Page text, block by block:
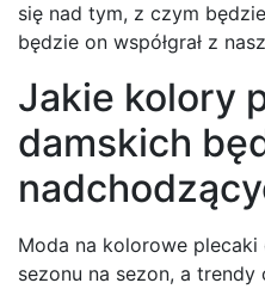
się nad tym, z czym
będzie on współgrał z
Jakie kolory
damskich
Moda na kolorowe plecaki
sezonu na sezon, a